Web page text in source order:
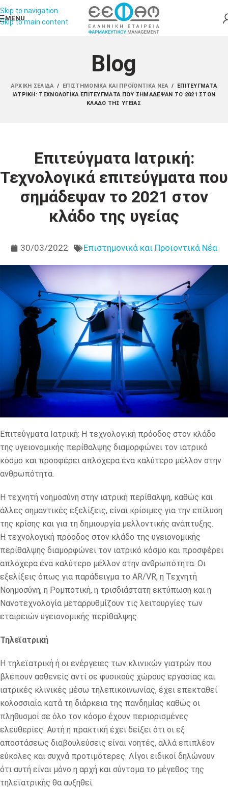
Skip to navigation
Skip to main content
MENU
Blog
ΑΡΧΙΚΉ ΣΕΛΊΔΑ / ΕΠΙΣΤΗΜΟΝΙΚΆ ΚΑΙ ΠΡΟΪΟΝΤΙΚΆ ΝΈΑ /
ΕΠΙΤΕΎΓΜΑΤΑ
ΙΑΤΡΙΚΉ: ΤΕΧΝΟΛΟΓΙΚΆ ΕΠΙΤΕΎΓΜΑΤΑ ΠΟΥ ΣΗΜΆΔΕΨΑΝ ΤΟ 2021 ΣΤΟΝ
ΚΛΆΔΟ ΤΗΣ ΥΓΕΊΑΣ
Επιτεύγματα Ιατρική:
Τεχνολογικά επιτεύγματα που
σημάδεψαν το 2021 στον
κλάδο της υγείας
30/03/2022 Επιστημονικά και Προϊοντικά Νέα
Επιτεύγματα Ιατρική: Η τεχνολογική πρόοδος στον κλάδο
της υγειονομικής περίθαλψης διαμορφώνει τον ιατρικό
κόσμο και προσφέρει απλόχερα ένα καλύτερο μέλλον στην
ανθρωπότητα.
Η τεχνητή νοημοσύνη στην ιατρική περίθαλψη, καθώς και
άλλες σημαντικές εξελίξεις, είναι κρίσιμες για την επίλυση
της κρίσης και για τη δημιουργία μελλοντικής ανάπτυξης.
Η τεχνολογική πρόοδος στον κλάδο της υγειονομικής
περίθαλψης διαμορφώνει τον ιατρικό κόσμο και προσφέρει
απλόχερα ένα καλύτερο μέλλον στην ανθρωπότητα. Οι
εξελίξεις όπως για παράδειγμα το AR/VR, η Τεχνητή
Νοημοσύνη, η Ρομποτική, η τρισδιάστατη εκτύπωση και η
Νανοτεχνολογία μεταρρυθμίζουν τις λειτουργίες των
εταιρειών υγειονομικής περίθαλψης.
Τηλεϊατρική
Η τηλεϊατρική ή οι ενέργειες των κλινικών γιατρών που
βλέπουν ασθενείς αντί σε φυσικούς χώρους εργασίας και
ιατρικές κλινικές μέσω τηλεπικοινωνίας, έχει επεκταθεί
κολοσσιαία κατά τη διάρκεια της πανδημίας καθώς οι
πληθυσμοί σε όλο τον κόσμο έχουν περιορισμένες
ελευθερίες. Αυτή η πρακτική έχει δείξει ότι οι εξ
αποστάσεως διαβουλεύσεις είναι νοητές, αλλά επιπλέον
εύκολες και συχνά προτιμότερες. Λίγοι ειδικοί δηλώνουν
ότι αυτή είναι μόνο η αρχή και σύντομα το μέγεθος της
τηλεϊατρικής θα αυξηθεί.